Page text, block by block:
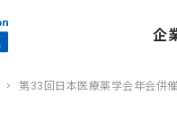
企
第33回日本医療薬学会年会併